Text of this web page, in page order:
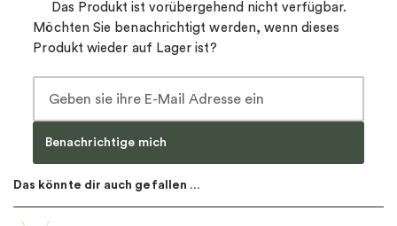
Das Produkt ist vorübergehend nicht verfügbar.
Möchten Sie benachrichtigt werden, wenn dieses
Produkt wieder auf Lager ist?
Benachrichtige mich
Das könnte dir auch gefallen …